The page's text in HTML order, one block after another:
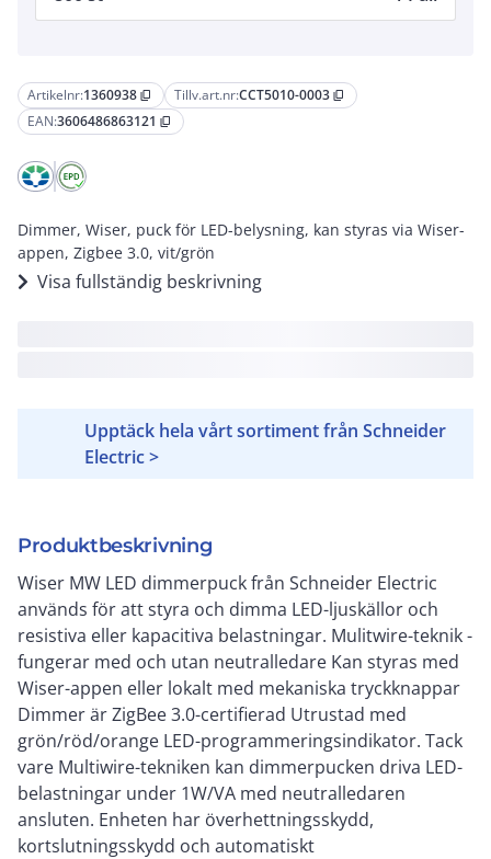
Artikelnr:1360938 content_copy Tillv.art.nr:CCT5010-0003 content_copy
EAN:3606486863121 content_copy
Dimmer, Wiser, puck för LED-belysning, kan styras via Wiser-
appen, Zigbee 3.0, vit/grön
Visa fullständig beskrivning
Upptäck hela vårt sortiment från Schneider
Electric >
Produktbeskrivning
Wiser MW LED dimmerpuck från Schneider Electric
används för att styra och dimma LED-ljuskällor och
resistiva eller kapacitiva belastningar. Mulitwire-teknik -
fungerar med och utan neutralledare Kan styras med
Wiser-appen eller lokalt med mekaniska tryckknappar
Dimmer är ZigBee 3.0-certifierad Utrustad med
grön/röd/orange LED-programmeringsindikator. Tack
vare Multiwire-tekniken kan dimmerpucken driva LED-
belastningar under 1W/VA med neutralledaren
ansluten. Enheten har överhettningsskydd,
kortslutningsskydd och automatiskt